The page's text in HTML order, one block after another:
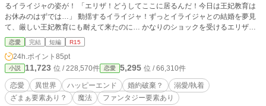
るイライジャの姿が！ 「エリザ！どうしてここに居るんだ！今日は王妃教育は
お休みのはずでは…」 動揺するイライジャ！ずっとイライジャとの結婚を夢見
て、厳しい王妃教育にも耐えて来たのに… かなりのショックを受けるエリザ。
どうしてもイライジャとの婚約を継続する事が出来ないと判断し、思い切って父
親に相談するも 「浮気の1つや2つでギャーギャー騒ぐな！そもそも、お前はた
だ王妃になって、この家の為に尽くせばいいんだ！」 そう一喝されてしまう！
「お嬢様、そんなにお辛いなら、私とこの国を出ませんか？私がお嬢様を全力で
お守りしますから」 涙を流すエリザに、そう声を掛けて来たのは従者のジャッ
クだった。このまま孤独に耐えながら、なりたくもない王妃をさせられるくらい
なら、いっその事ジャックと一緒に国を出るのもいいかもしれない！ そう思っ
恋愛 完結 短編 R15
24h.ポイント 85pt
小説 11,723 位 / 228,570件 恋愛 5,295 位 / 66,310件
恋愛 異世界 ハッピーエンド 婚約破棄？
溺愛/執着
ざまぁ要素あり？
魔法 ファンタジー要素あり